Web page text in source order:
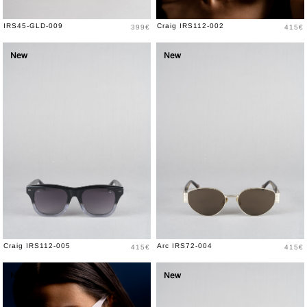
IRS45-GLD-009 Prix
399€ Craig IRS112-002 Prix
415€
New
Craig IRS112-005 Prix
415€
New
Arc IRS72-004 Prix
415€
New New